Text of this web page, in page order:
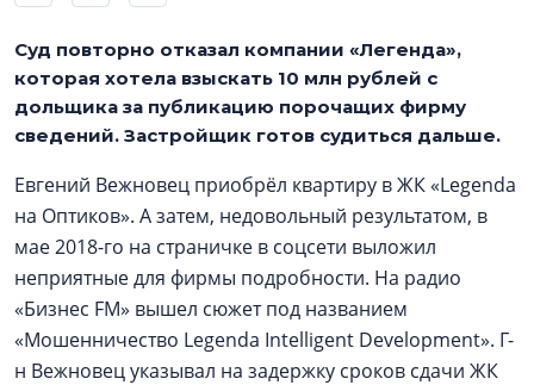
Суд повторно отказал компании «Легенда»,
которая хотела взыскать 10 млн рублей с
дольщика за публикацию порочащих фирму
сведений. Застройщик готов судиться дальше.
Евгений Вежновец приобрёл квартиру в ЖК «Legenda
на Оптиков». А затем, недовольный результатом, в
мае 2018-го на страничке в соцсети выложил
неприятные для фирмы подробности. На радио
«Бизнес FM» вышел сюжет под названием
«Мошенничество Legenda Intelligent Development». Г-
н Вежновец указывал на задержку сроков сдачи ЖК